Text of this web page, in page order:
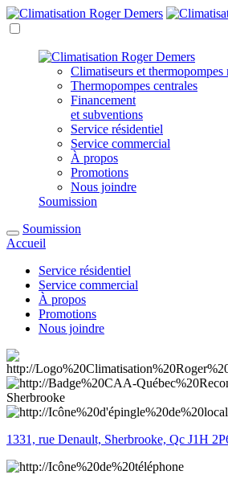
Climatiseurs et thermopompes
Thermopompes centrales
Financement
et subventions
Service résidentiel
Service commercial
À propos
Promotions
Nous joindre
Soumission
Soumission
Accueil
Service résidentiel
Service commercial
À propos
Promotions
Nous joindre
Sherbrooke
1331, rue Denault, Sherbrooke, Qc J1H